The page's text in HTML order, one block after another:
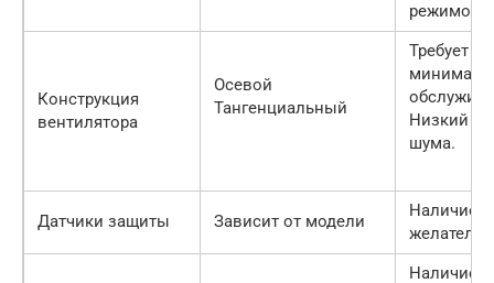
режимов.
Конструкция
вентилятора
Осевой
Тангенциальный
Требует
Низкий
шума.
Датчики защиты Зависит от модели
Наличие
Наличие